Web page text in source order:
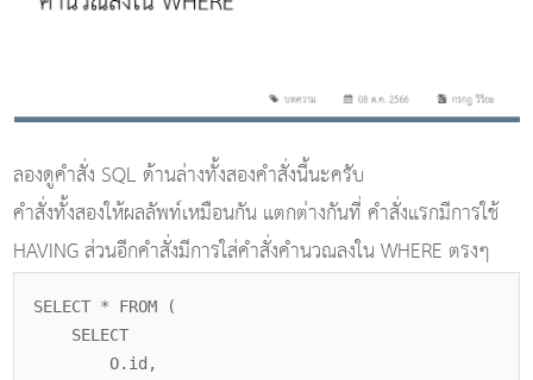
ลองดูคำสั่ง SQL ด้านล่างทั้งสองคำสั่งนี้นะครับ
คำสั่งทั้งสองให้ผลลัพท์เหมือนกัน แตกต่างกันที่ คำสั่งแรกมีการใช้
HAVING ส่วนอีกคำสั่งมีการใส่คำสั่งคำนวณลงใน WHERE ตรงๆ
SELECT * FROM (
SELECT
O.id,